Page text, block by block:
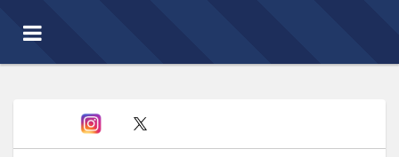
Toggle
navigation